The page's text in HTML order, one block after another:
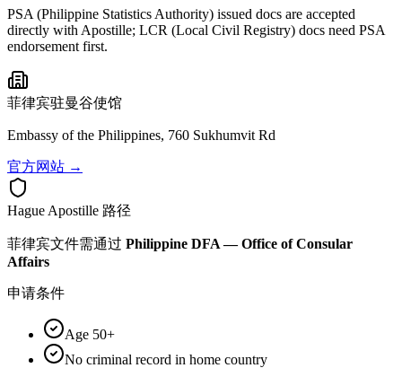
PSA (Philippine Statistics Authority) issued docs are accepted
directly with Apostille; LCR (Local Civil Registry) docs need PSA
endorsement first.
菲律宾驻曼谷使馆
Embassy of the Philippines, 760 Sukhumvit Rd
官方网站 →
Hague Apostille 路径
菲律宾文件需通过 Philippine DFA — Office of Consular
Affairs
申请条件
Age 50+
No criminal record in home country